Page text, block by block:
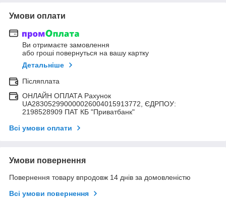
Умови оплати
Ви отримаєте замовлення
або гроші повернуться на вашу картку
Детальніше
Післяплата
ОНЛАЙН ОПЛАТА Рахунок
UA283052990000026004015913772, ЄДРПОУ:
2198528909 ПАТ КБ "Приватбанк"
Всі умови оплати
Умови повернення
Повернення товару впродовж 14 днів за домовленістю
Всі умови повернення